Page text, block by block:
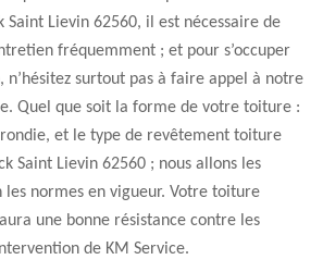
Lievin 62560, il est nécessaire de
fréquemment ; et pour s’occuper
surtout pas à faire appel à notre
Quel que soit la forme de votre toiture :
et le type de revêtement toiture
Saint Lievin 62560 ; nous allons les
normes en vigueur. Votre toiture
une bonne résistance contre les
de KM Service.